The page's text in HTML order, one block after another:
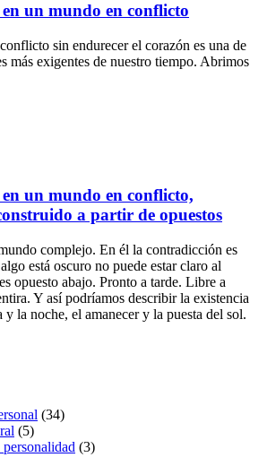
un mundo en conflicto
sin endurecer el corazón es una de
más exigentes de nuestro tiempo. Abrimos
un mundo en conflicto,
a partir de opuestos
complejo. En él la contradicción es
está oscuro no puede estar claro al
opuesto abajo. Pronto a tarde. Libre a
Y así podríamos describir la existencia
y la noche, el amanecer y la puesta del sol.
(34)
(5)
personalidad (3)